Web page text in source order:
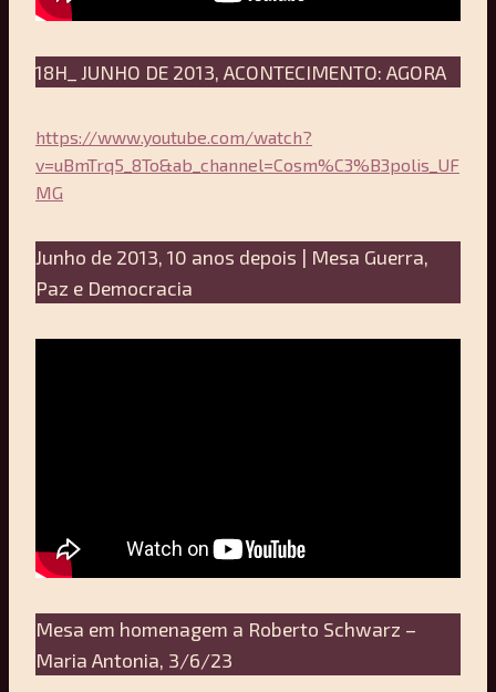
18H_ JUNHO DE 2013, ACONTECIMENTO: AGORA
https://www.youtube.com/watch?
v=uBmTrq5_8To&ab_channel=Cosm%C3%B3polis_UF
MG
Junho de 2013, 10 anos depois | Mesa Guerra,
Paz e Democracia
Mesa em homenagem a Roberto Schwarz –
Maria Antonia, 3/6/23